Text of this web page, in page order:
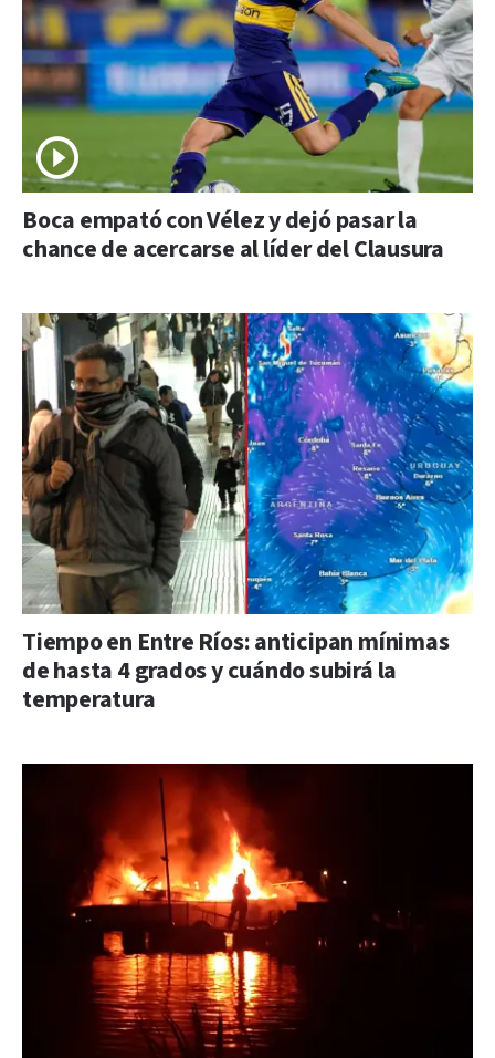
Boca empató con Vélez y dejó pasar la
chance de acercarse al líder del Clausura
Tiempo en Entre Ríos: anticipan mínimas
de hasta 4 grados y cuándo subirá la
temperatura